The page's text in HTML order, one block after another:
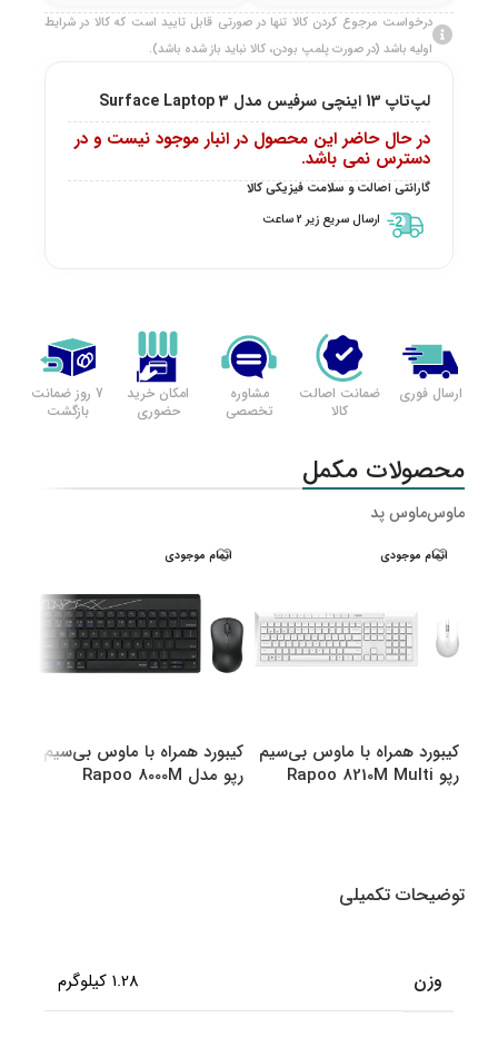
درخواست مرجوع کردن کالا تنها در صورتی قابل تایید است که کالا در شرایط
اولیه باشد (در صورت پلمپ بودن، کالا نباید باز شده باشد).
لپ‌تاپ 13 اینچی سرفیس مدل Surface Laptop 3
در حال حاضر این محصول در انبار موجود نیست و در
دسترس نمی باشد.
گارانتی اصالت و سلامت فیزیکی کالا
ارسال سریع زیر 2 ساعت
ارسال فوری
ضمانت اصالت
کالا
مشاوره
تخصصی
امکان خرید
حضوری
7 روز ضمانت
بازگشت
محصولات مکمل
ماوسماوس پد
اتمام موجودی
کیبورد همراه با ماوس بی‌سیم
رپو Rapoo 8210M Multi
اتمام موجودی
کیبورد همراه با ماوس بی‌سیم
رپو مدل Rapoo 8000M
توضیحات تکمیلی
وزن 1.28 کیلوگرم